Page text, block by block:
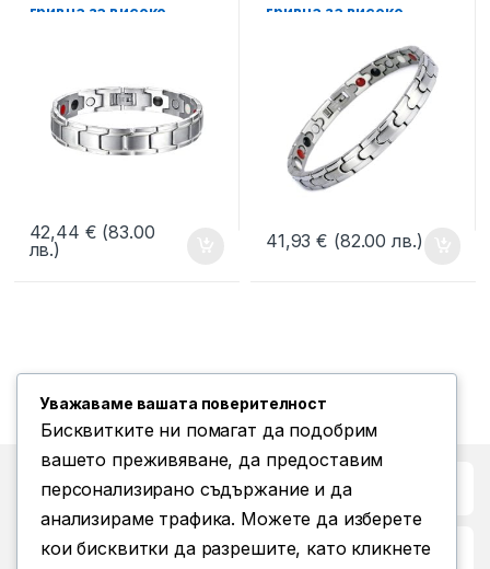
гривна за високо
42,44 € (83.00
лв.)
гривна за високо
Сребриста, Код: Т-416
41,93€ (82.00 лв.)
Бърз достъп до
Повече информация
Уважаваме вашата поверителност
Бисквитките ни помагат да подобрим
вашето преживяване, да предоставим
персонализирано съдържание и да
анализираме трафика. Можете да изберете
кои бисквитки да разрешите, като кликнете